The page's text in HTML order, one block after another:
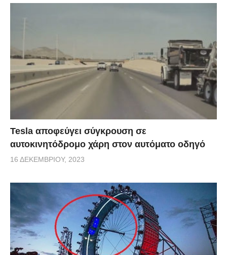
Tesla αποφεύγει σύγκρουση σε
αυτοκινητόδρομο χάρη στον αυτόματο οδηγό
16 ΔΕΚΕΜΒΡΊΟΥ, 2023